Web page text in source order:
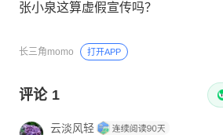
张小泉这算虚假宣传吗？
长三角momo 打开APP
评论 1
云淡风轻